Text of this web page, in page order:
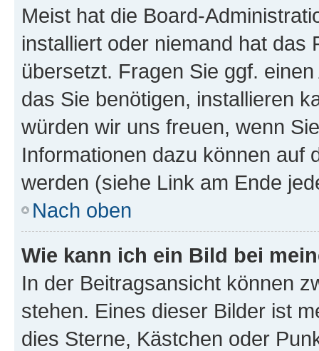
Meist hat die Board-
installiert oder niemand hat das
übersetzt. Fragen Sie ggf.
das Sie benötigen, installieren
würden wir uns freuen, wenn
Informationen dazu können auf
werden (siehe Link am Ende
Nach oben
Wie kann ich ein Bild bei
In der Beitragsansicht können
stehen. Eines dieser Bilder ist
dies Sterne, Kästchen oder